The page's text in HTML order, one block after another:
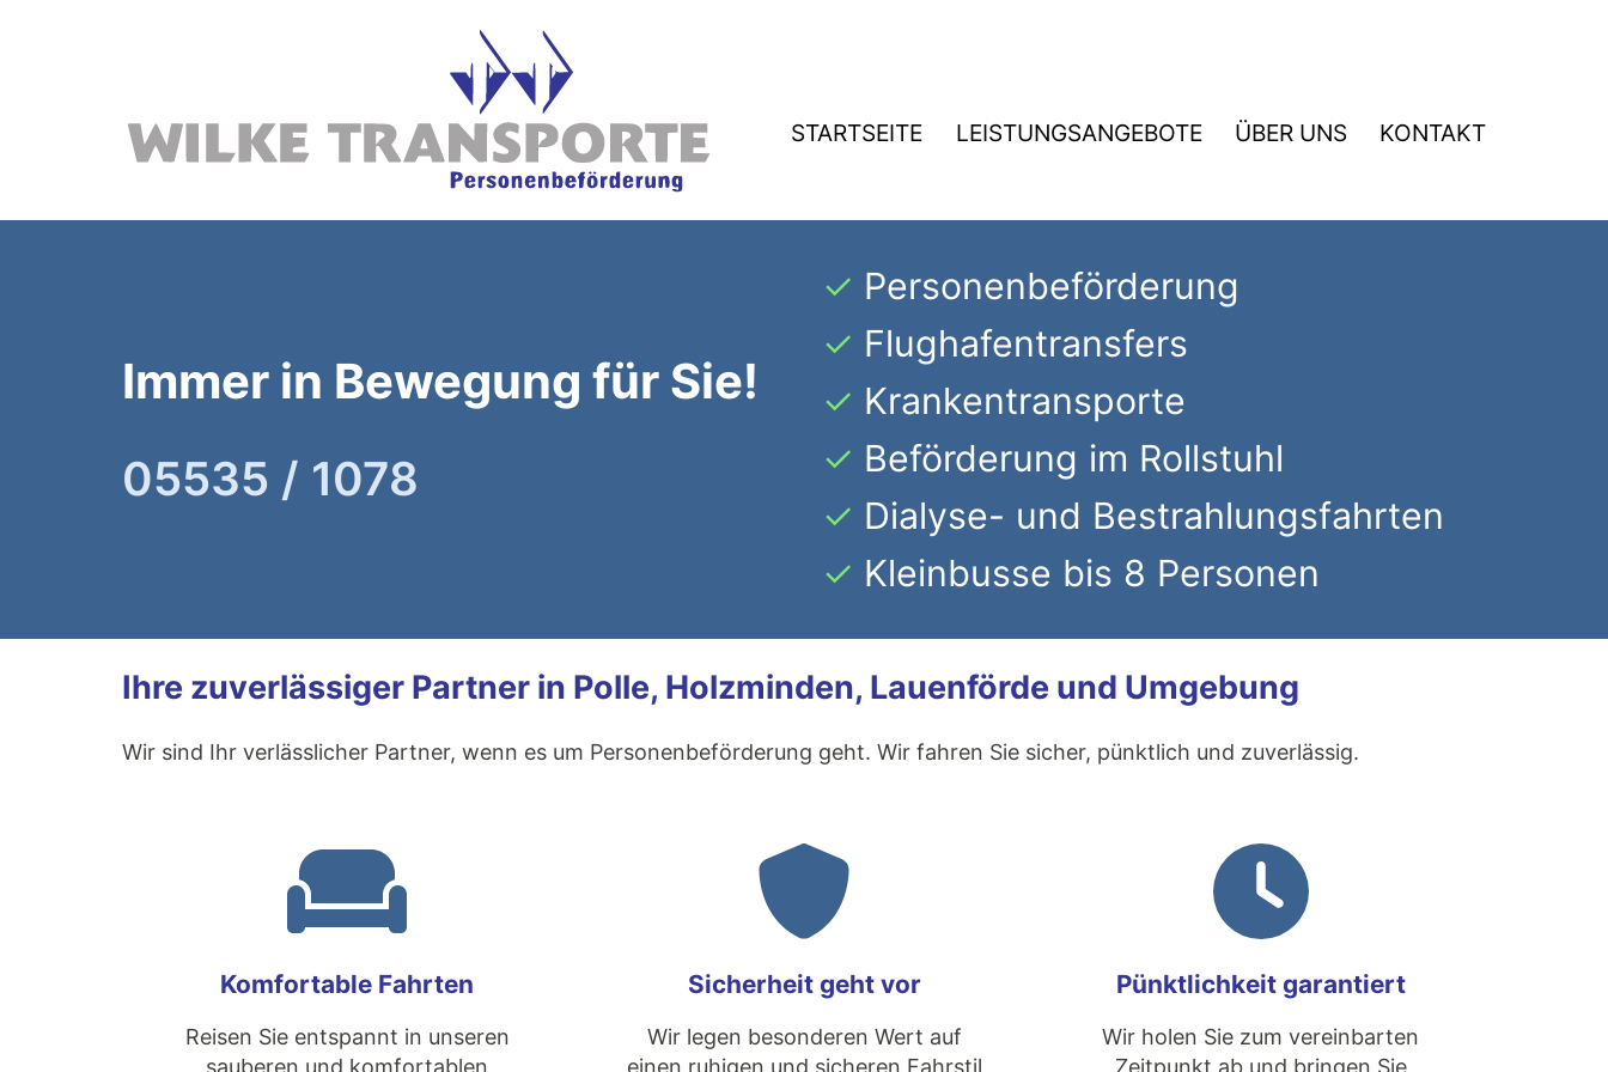
STARTSEITE LEISTUNGSANGEBOTE ÜBER UNS KONTAKT
Immer in Bewegung für Sie!
05535 / 1078
Personenbeförderung
Flughafentransfers
Krankentransporte
Beförderung im Rollstuhl
Dialyse- und Bestrahlungsfahrten
Kleinbusse bis 8 Personen
Ihre zuverlässiger Partner in Polle, Holzminden, Lauenförde und Umgebung
Wir sind Ihr verlässlicher Partner, wenn es um Personenbeförderung geht. Wir fahren Sie sicher, pünktlich und zuverlässig.
Komfortable Fahrten
Reisen Sie entspannt in unseren
Sicherheit geht vor
Wir legen besonderen Wert auf
Pünktlichkeit garantiert
Wir holen Sie zum vereinbarten